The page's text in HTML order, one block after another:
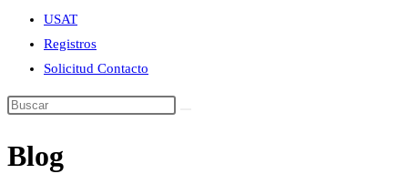
web
USAT
Registros
Solicitud Contacto
Blog